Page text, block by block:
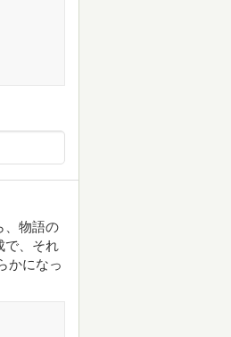
、物語の
で、それ
かになっ